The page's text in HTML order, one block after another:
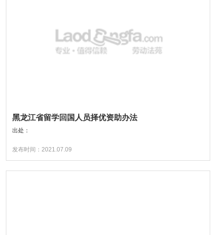
黑龙江省留学回国人员择优资助办法
出处：
发布时间：2021.07.09